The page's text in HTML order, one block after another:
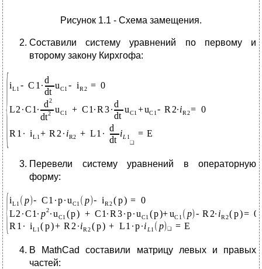
Рисунок 1.1 - Схема замещения.
Составили систему уравнений по первому и
второму закону Кирхгофа:
Перевели систему уравнений в операторную
форму:
В MathCad составили матрицу левых и правых
частей: